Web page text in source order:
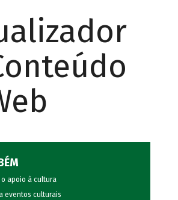
o apoio à cultura
eventos culturais